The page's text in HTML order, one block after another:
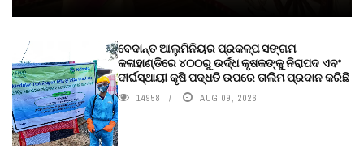
ବେଦାନ୍ତ ଆଲୁମିନିୟର ପ୍ରକଳ୍ପ ସଙ୍ଗମ
କଳାହାଣ୍ଡିରେ ୪୦୦ରୁ ଉର୍ଦ୍ଧ କୃଷକଙ୍କୁ ନିରାପଦ ଏବଂ
ଦୀର୍ଘସ୍ଥାୟୀ କୃଷି ପଦ୍ଧତି ଉପରେ ତାଲିମ ପ୍ରଦାନ କରିଛି
14958 AUG 09, 2026